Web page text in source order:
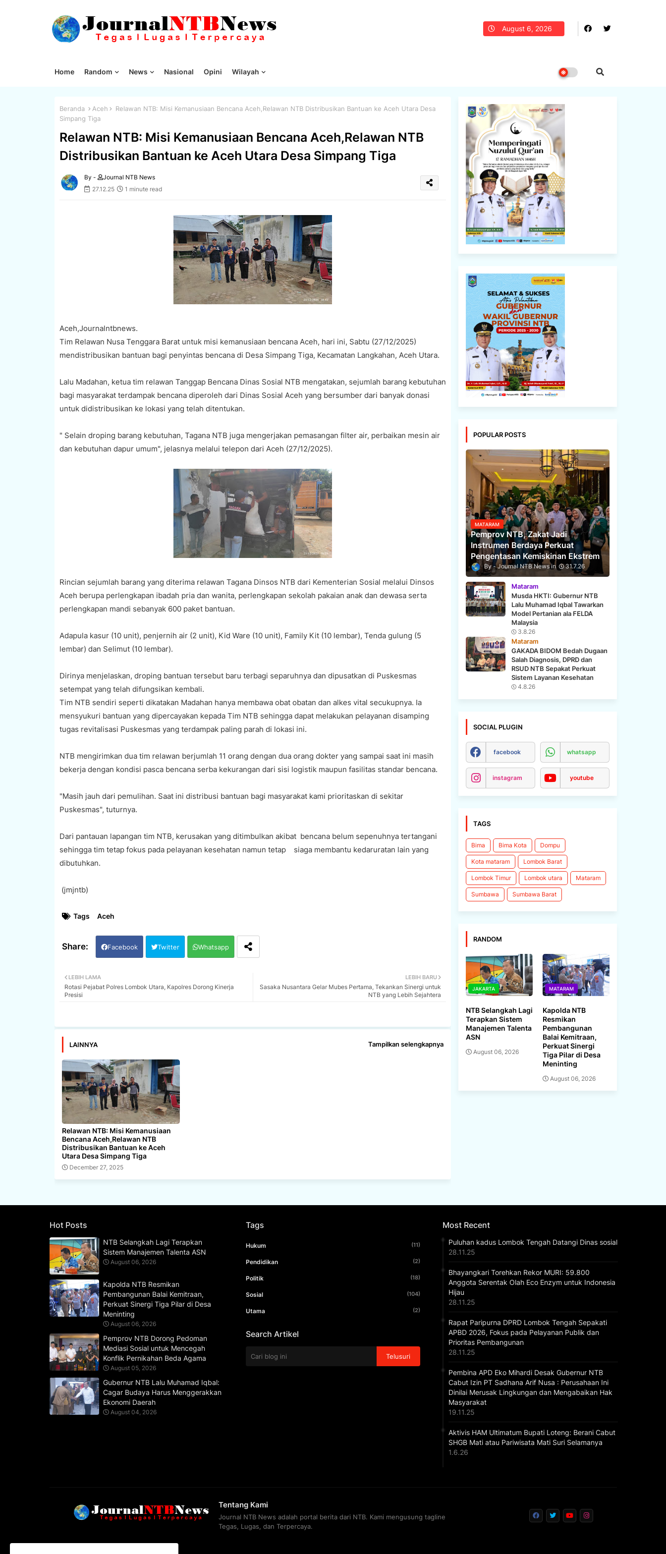
August 6, 2026
Home Random News Nasional Opini Wilayah
Beranda Aceh
Relawan NTB: Misi Kemanusiaan Bencana Aceh,Relawan NTB Distribusikan Bantuan ke Aceh Utara Desa
Simpang Tiga
Relawan NTB: Misi Kemanusiaan Bencana Aceh,Relawan NTB
Distribusikan Bantuan ke Aceh Utara Desa Simpang Tiga
By -
Journal NTB News
27.12.25
1 minute read
Aceh,Journalntbnews.
Tim Relawan Nusa Tenggara Barat untuk misi kemanusiaan bencana Aceh, hari ini, Sabtu (27/12/2025)
mendistribusikan bantuan bagi penyintas bencana di Desa Simpang Tiga, Kecamatan Langkahan, Aceh Utara.
Lalu Madahan, ketua tim relawan Tanggap Bencana Dinas Sosial NTB mengatakan, sejumlah barang kebutuhan
bagi masyarakat terdampak bencana diperoleh dari Dinas Sosial Aceh yang bersumber dari banyak donasi
untuk didistribusikan ke lokasi yang telah ditentukan.
" Selain droping barang kebutuhan, Tagana NTB juga mengerjakan pemasangan filter air, perbaikan mesin air
dan kebutuhan dapur umum", jelasnya melalui telepon dari Aceh (27/12/2025).
Rincian sejumlah barang yang diterima relawan Tagana Dinsos NTB dari Kementerian Sosial melalui Dinsos
Aceh berupa perlengkapan ibadah pria dan wanita, perlengkapan sekolah pakaian anak dan dewasa serta
perlengkapan mandi sebanyak 600 paket bantuan.
Adapula kasur (10 unit), penjernih air (2 unit), Kid Ware (10 unit), Family Kit (10 lembar), Tenda gulung (5
lembar) dan Selimut (10 lembar).
Dirinya menjelaskan, droping bantuan tersebut baru terbagi separuhnya dan dipusatkan di Puskesmas
setempat yang telah difungsikan kembali.
Tim NTB sendiri seperti dikatakan Madahan hanya membawa obat obatan dan alkes vital secukupnya. Ia
mensyukuri bantuan yang dipercayakan kepada Tim NTB sehingga dapat melakukan pelayanan disamping
tugas revitalisasi Puskesmas yang terdampak paling parah di lokasi ini.
NTB mengirimkan dua tim relawan berjumlah 11 orang dengan dua orang dokter yang sampai saat ini masih
bekerja dengan kondisi pasca bencana serba kekurangan dari sisi logistik maupun fasilitas standar bencana.
"Masih jauh dari pemulihan. Saat ini distribusi bantuan bagi masyarakat kami prioritaskan di sekitar
Puskesmas", tuturnya.
Dari pantauan lapangan tim NTB, kerusakan yang ditimbulkan akibat bencana belum sepenuhnya tertangani
sehingga tim tetap fokus pada pelayanan kesehatan namun tetap siaga membantu kedaruratan lain yang
dibutuhkan.
(jmjntb)
Tags Aceh
Facebook Twitter Whatsapp
LEBIH BARU
Sasaka Nusantara Gelar Mubes Pertama, Tekankan Sinergi untuk
NTB yang Lebih Sejahtera
LEBIH LAMA
Rotasi Pejabat Polres Lombok Utara, Kapolres Dorong Kinerja
Presisi
LAINNYA Tampilkan selengkapnya
Relawan NTB: Misi Kemanusiaan
Bencana Aceh,Relawan NTB
Distribusikan Bantuan ke Aceh
Utara Desa Simpang Tiga
December 27, 2025
POPULAR POSTS
MATARAM
Pemprov NTB, Zakat Jadi
Instrumen Berdaya Perkuat
Pengentasan Kemiskinan Ekstrem
Journal NTB News 31.7.26
Mataram
Musda HKTI: Gubernur NTB
Lalu Muhamad Iqbal Tawarkan
Model Pertanian ala FELDA
Malaysia
3.8.26
Mataram
GAKADA BIDOM Bedah Dugaan
Salah Diagnosis, DPRD dan
RSUD NTB Sepakat Perkuat
Sistem Layanan Kesehatan
4.8.26
SOCIAL PLUGIN
facebook whatsapp
instagram youtube
TAGS
Bima Bima Kota Dompu
Kota mataram Lombok Barat
Lombok Timur Lombok utara Mataram
Sumbawa Sumbawa Barat
RANDOM
JAKARTA
NTB Selangkah Lagi
Terapkan Sistem
Manajemen Talenta
ASN
August 06, 2026
MATARAM
Kapolda NTB
Resmikan
Pembangunan
Balai Kemitraan,
Perkuat Sinergi
Tiga Pilar di Desa
Meninting
August 06, 2026
Hot Posts
NTB Selangkah Lagi Terapkan
Sistem Manajemen Talenta ASN
August 06, 2026
Kapolda NTB Resmikan
Pembangunan Balai Kemitraan,
Perkuat Sinergi Tiga Pilar di Desa
Meninting
August 06, 2026
Pemprov NTB Dorong Pedoman
Mediasi Sosial untuk Mencegah
Konflik Pernikahan Beda Agama
August 05, 2026
Gubernur NTB Lalu Muhamad Iqbal:
Cagar Budaya Harus Menggerakkan
Ekonomi Daerah
August 04, 2026
Tags
Hukum (11)
Pendidikan (2)
Politik (18)
Sosial (104)
Utama (2)
Search Artikel
Most Recent
Puluhan kadus Lombok Tengah Datangi Dinas sosial
28.11.25
Bhayangkari Torehkan Rekor MURI: 59.800
Anggota Serentak Olah Eco Enzym untuk Indonesia
Hijau
28.11.25
Rapat Paripurna DPRD Lombok Tengah Sepakati
APBD 2026, Fokus pada Pelayanan Publik dan
Prioritas Pembangunan
28.11.25
Pembina APD Eko Mihardi Desak Gubernur NTB
Cabut Izin PT Sadhana Arif Nusa : Perusahaan Ini
Dinilai Merusak Lingkungan dan Mengabaikan Hak
Masyarakat
19.11.25
Aktivis HAM Ultimatum Bupati Loteng: Berani Cabut
SHGB Mati atau Pariwisata Mati Suri Selamanya
1.6.26
Tentang Kami
Journal NTB News adalah portal berita dari NTB. Kami mengusung tagline
Tegas, Lugas, dan Terpercaya.